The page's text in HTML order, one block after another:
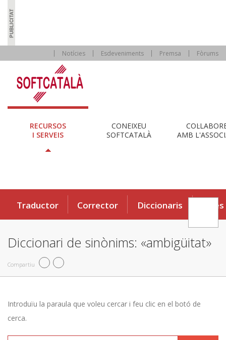
Notícies Esdeveniments Premsa Fòrums
RECURSOS
I SERVEIS
CONEIXEU
SOFTCATALÀ
AMB
Traductor Corrector Diccionaris Eines
Diccionari de sinònims: «ambigüitat»
Compartiu
Introduïu la paraula que voleu cercar i feu clic en el botó de
cerca.